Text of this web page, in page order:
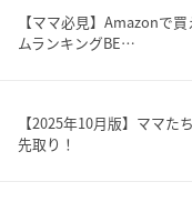
【ママ必見】Amazonで
ムランキングBE…
【2025年10月版】ママた
先取り！